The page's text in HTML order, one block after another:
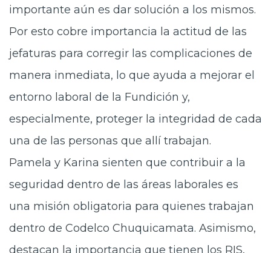
importante aún es dar solución a los mismos.
Por esto cobre importancia la actitud de las
jefaturas para corregir las complicaciones de
manera inmediata, lo que ayuda a mejorar el
entorno laboral de la Fundición y,
especialmente, proteger la integridad de cada
una de las personas que allí trabajan.
Pamela y Karina sienten que contribuir a la
seguridad dentro de las áreas laborales es
una misión obligatoria para quienes trabajan
dentro de Codelco Chuquicamata. Asimismo,
destacan la importancia que tienen los RIS,